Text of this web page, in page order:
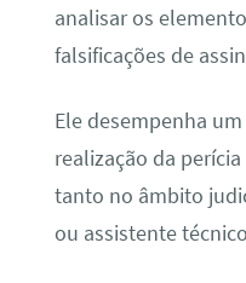
analisar os
falsificações de
Ele desempenha
realização da
tanto no âmbito
ou assistente